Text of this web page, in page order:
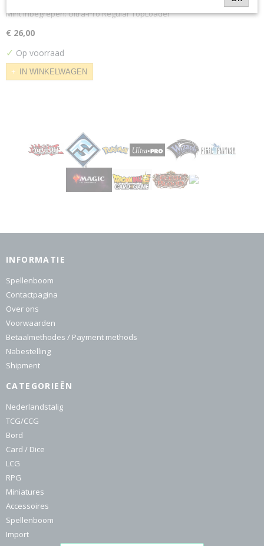
1st Edition
Mint Inbegrepen: Ultra-Pro Regular TopLoader
€ 26,00
✓ Op voorraad
IN WINKELWAGEN
INFORMATIE
Spellenboom
Contactpagina
Over ons
Voorwaarden
Betaalmethodes / Payment methods
Nabestelling
Shipment
CATEGORIEËN
Nederlandstalig
TCG/CCG
Bord
Card / Dice
LCG
RPG
Miniatures
Accessoires
Spellenboom
Import